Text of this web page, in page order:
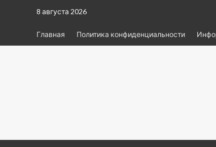
содержимому
8 августа 2026
Главная Политика конфиденциальности